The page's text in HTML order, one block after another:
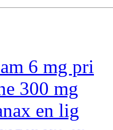
6 mg pri
300 mg
en lig